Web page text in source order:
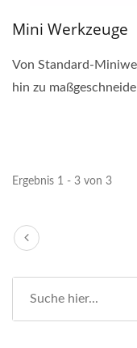
Mini Werkzeuge
Von Standard-
hin zu
Ergebnis 1 - 3 von 3